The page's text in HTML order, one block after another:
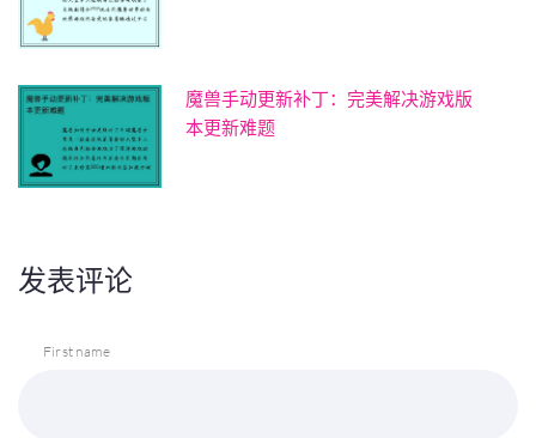
魔兽手动更新补丁：完美解决游戏版
本更新难题
发表评论
First name